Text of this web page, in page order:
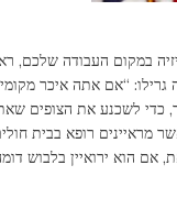
במקום העבודה שלכם,
“אם אתה איכר
כדי לשכנע את הצופים
מראיינים רופא בבית
אם הוא ירואיין בלבוש